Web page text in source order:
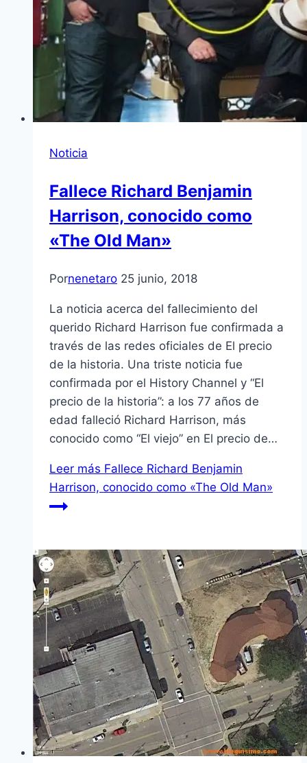
Noticia
Fallece Richard Benjamin
Harrison, conocido como
«The Old Man»
Pornenetaro 25 junio, 2018
La noticia acerca del fallecimiento del
querido Richard Harrison fue confirmada a
través de las redes oficiales de El precio
de la historia. Una triste noticia fue
confirmada por el History Channel y “El
precio de la historia”: a los 77 años de
edad falleció Richard Harrison, más
conocido como “El viejo” en El precio de…
Leer más Fallece Richard Benjamin
Harrison, conocido como «The Old Man»